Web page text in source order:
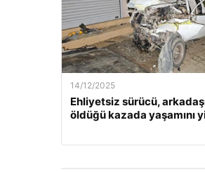
14/12/2025
Ehliyetsiz sürücü,
öldüğü kazada yaşamını